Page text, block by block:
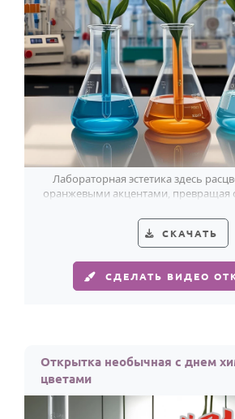
Лабораторная эстетика здесь
оранжевыми акцентами, превращая
СКАЧАТЬ
СДЕЛАТЬ ВИДЕО
Открытка необычная с днем
цветами